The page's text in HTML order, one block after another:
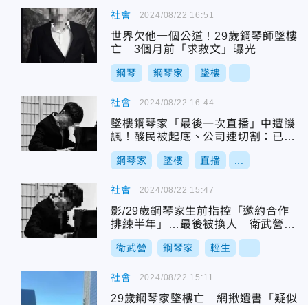
社會
世界欠他一個公道！29歲鋼琴師墜樓
亡 3個月前「求救文」曝光
鋼琴 鋼琴家 墜樓
2024/08/22 16:51
社會
墜樓鋼琴家「最後一次直播」中遭譏
諷！酸民被起底、公司速切割：已離
職1年
鋼琴家 墜樓 直播
2024/08/22 16:44
社會
影/29歲鋼琴家生前指控「邀約合作
排練半年」…最後被換人 衛武營緊
急回應了
衛武營 鋼琴家 輕生
2024/08/22 15:47
社會
29歲鋼琴家墜樓亡 網揪遺書「疑似
2024/08/22 15:11